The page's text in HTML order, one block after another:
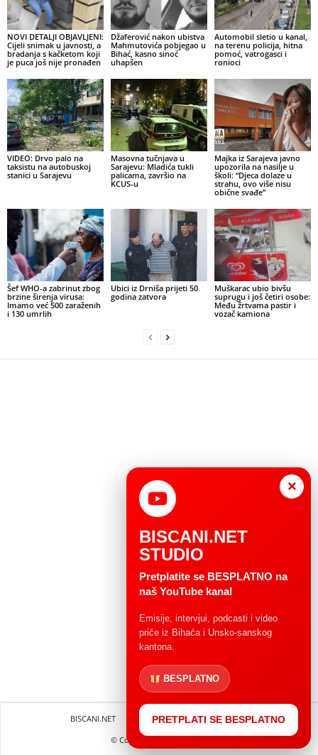
NOVI DETALJI OBJAVLJENI:
Cijeli snimak u javnosti, a
bradanja s kačketom koji
je puca još nije pronađen
Džaferović nakon ubistva
Mahmutovića pobjegao u
Bihać, kasno sinoć
uhapšen
Automobil sletio u kanal,
na terenu policija, hitna
pomoć, vatrogasci i
ronioci
VIDEO: Drvo palo na
taksistu na autobuskoj
stanici u Sarajevu
Masovna tučnjava u
Sarajevu: Mladića tukli
palicama, završio na
KCUS-u
Majka iz Sarajeva javno
upozorila na nasilje u
školi: “Djeca dolaze u
strahu, ovo više nisu
obične svađe”
Šef WHO-a zabrinut zbog
brzine širenja virusa:
Imamo već 500 zaraženih
i 130 umrlih
Ubici iz Drniša prijeti 50
godina zatvora
Muškarac ubio bivšu
suprugu i još četiri osobe:
Među žrtvama pastir i
vozač kamiona
BISCANI.NET Impressum
Uvjeti korištenja
© Copryright 2004 - 2025.
×
BISCANI.NET
STUDIO
Pretplatite se BESPLATNO na
naš YouTube kanal
Emisije, intervjui, podcasti i video
priče iz Bihaća i Unsko-sanskog
kantona.
BESPLATNO
PRETPLATI SE BESPLATNO